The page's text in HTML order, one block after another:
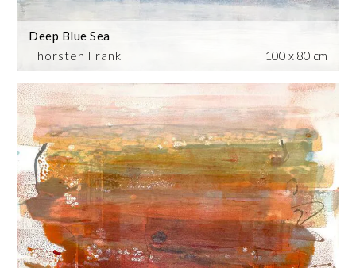
Thorsten Frank
Deep Blue Sea
100 x 80 cm